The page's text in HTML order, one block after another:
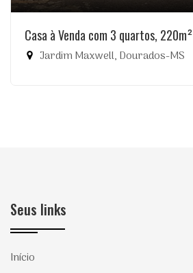
Casa à Venda com 3 quartos, 220m²
Jardim Maxwell, Dourados-MS
Seus links
Início